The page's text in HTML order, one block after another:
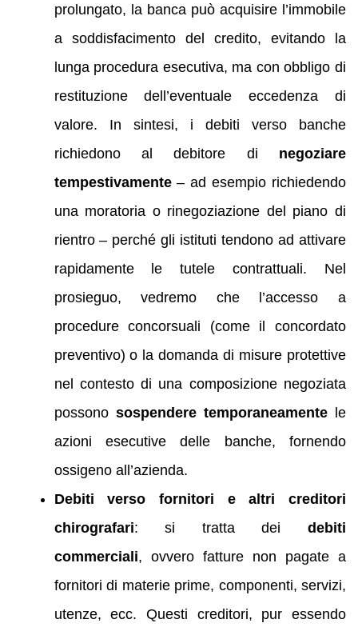
prolungato, la banca può acquisire l’immobile
a soddisfacimento del credito, evitando la
lunga procedura esecutiva, ma con obbligo di
restituzione dell’eventuale eccedenza di
valore. In sintesi, i debiti verso banche
richiedono al debitore di negoziare
tempestivamente– ad esempio richiedendo
una moratoria o rinegoziazione del piano di
rientro – perché gli istituti tendono ad attivare
rapidamente le tutele contrattuali. Nel
prosieguo, vedremo che l’accesso a
procedure concorsuali (come il concordato
preventivo) o la domanda di misure protettive
nel contesto di una composizione negoziata
possono sospendere temporaneamentele
azioni esecutive delle banche, fornendo
ossigeno all’azienda.
Debiti verso fornitori e altri creditori
chirografari: si tratta dei debiti
commerciali, ovvero fatture non pagate a
fornitori di materie prime, componenti, servizi,
utenze, ecc. Questi creditori, pur essendo